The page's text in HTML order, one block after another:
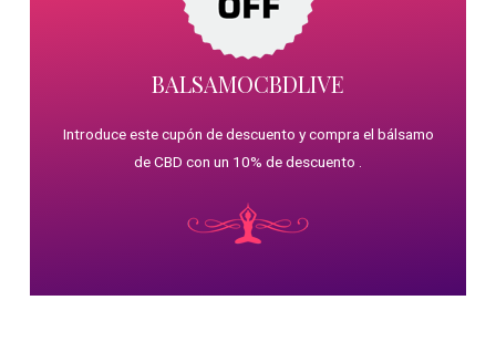
BALSAMOCBDLIVE
Introduce este cupón de descuento y compra el bálsamo
de CBD con un 10% de descuento .